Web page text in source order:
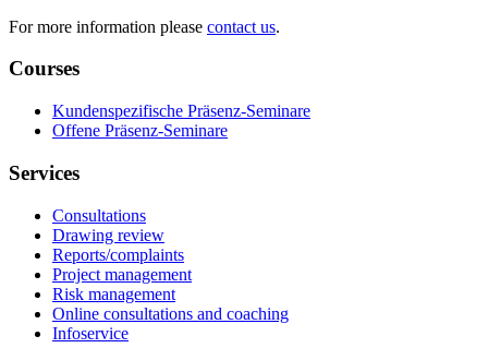
For more information please contact us.
Courses
Kundenspezifische Präsenz-Seminare
Offene Präsenz-Seminare
Services
Consultations
Drawing review
Reports/complaints
Project management
Risk management
Online consultations and coaching
Infoservice